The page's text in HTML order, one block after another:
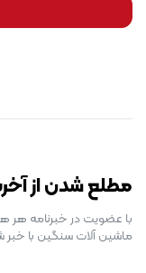
مطلع شدن از
با عضویت در خبرنامه هر
ماشین آلات سنگین با خبر